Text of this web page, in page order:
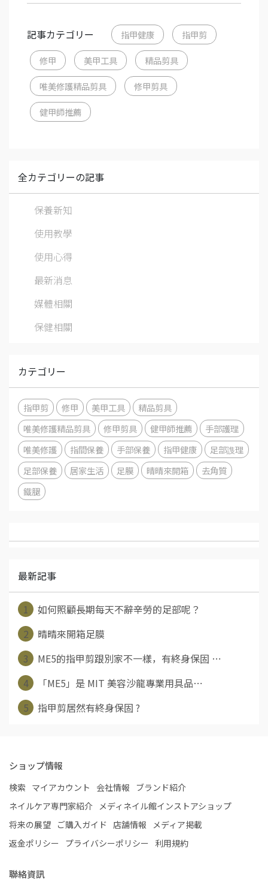
記事カテゴリー 指甲健康 指甲剪
修甲 美甲工具 精品剪具
唯美修護精品剪具 修甲剪具
健甲師推薦
全カテゴリーの記事
保養新知
使用教學
使用心得
最新消息
媒體相關
保健相關
カテゴリー
指甲剪 修甲 美甲工具
精品剪具
唯美修護精品剪具
修甲剪具 健甲師推薦
手部護理
唯美修護
指間保養 手部保養 指甲健康
足部謢理
足部保養
居家生活 足膜 晴晴來開箱
去角質
鐵腿
最新記事
1
如何照顧長期每天不辭辛勞的足部呢？
2
晴晴來開箱足膜
3
ME5的指甲剪跟別家不一樣，有終身保固 ⋯
4
「ME5」是 MIT 美容沙龍專業用具品⋯
5
指甲剪居然有終身保固 ?
ショップ情報
検索 マイアカウント 会社情報 ブランド紹介
ネイルケア専門家紹介 メディネイル館インストアショップ
将来の展望 ご購入ガイド 店舗情報
メディア掲載
返金ポリシー プライバシーポリシー 利用規約
聯絡資訊